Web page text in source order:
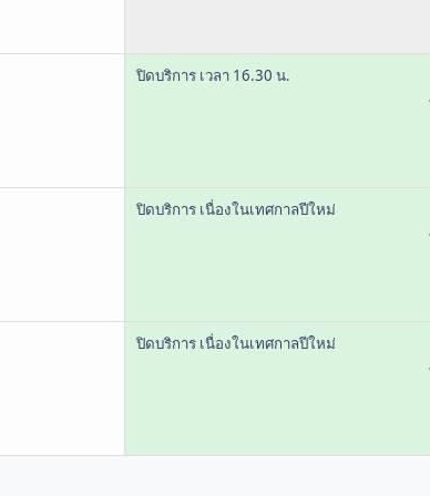
ปิดบริการ เวลา 16.30 น.
ปิดบริการ เนื่องในเทศกาลปีใหม่
ปิดบริการ เนื่องในเทศกาลปีใหม่